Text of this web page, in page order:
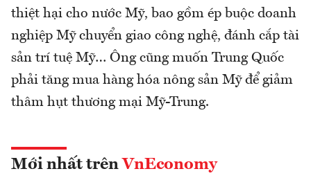
thiệt hại cho nước Mỹ, bao gồm ép buộc doanh
nghiệp Mỹ chuyển giao công nghệ, đánh cắp tài
sản trí tuệ Mỹ… Ông cũng muốn Trung Quốc
phải tăng mua hàng hóa nông sản Mỹ để giảm
thâm hụt thương mại Mỹ-Trung.
Mới nhất trên VnEconomy